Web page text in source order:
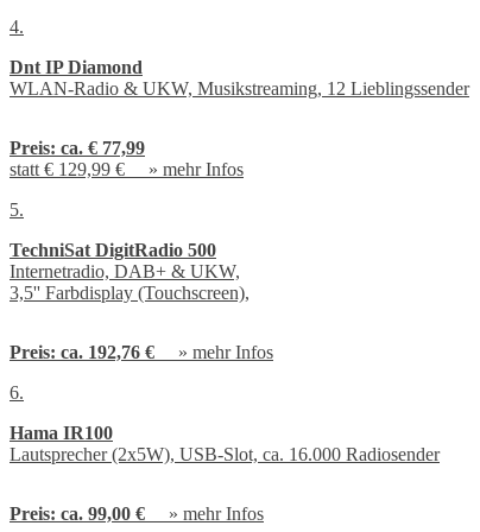
4.
Dnt IP Diamond
WLAN-Radio & UKW, Musikstreaming, 12 Lieblingssender
Preis: ca. € 77,99
statt € 129,99 € » mehr Infos
5.
TechniSat DigitRadio 500
Internetradio, DAB+ & UKW,
3,5'' Farbdisplay (Touchscreen),
Preis: ca. 192,76 € » mehr Infos
6.
Hama IR100
Lautsprecher (2x5W), USB-Slot, ca. 16.000 Radiosender
Preis: ca. 99,00 € » mehr Infos